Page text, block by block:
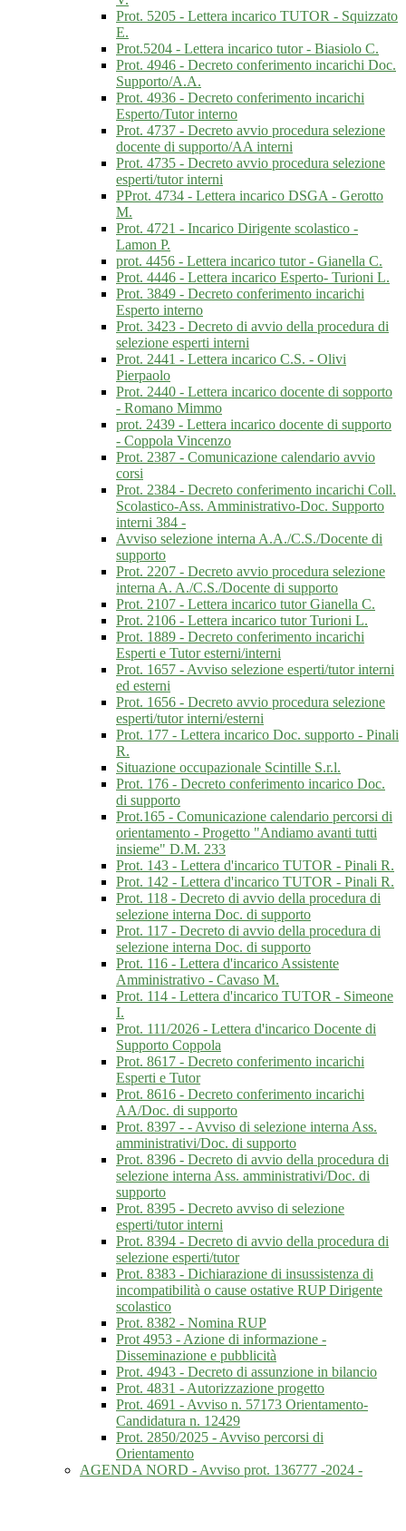
Prot. 5205 - Lettera incarico TUTOR - Squizzato
E.
Prot.5204 - Lettera incarico tutor - Biasiolo C.
Prot. 4946 - Decreto conferimento incarichi Doc.
Supporto/A.A.
Prot. 4936 - Decreto conferimento incarichi
Esperto/Tutor interno
Prot. 4737 - Decreto avvio procedura selezione
docente di supporto/AA interni
Prot. 4735 - Decreto avvio procedura selezione
esperti/tutor interni
PProt. 4734 - Lettera incarico DSGA - Gerotto
M.
Prot. 4721 - Incarico Dirigente scolastico -
Lamon P.
prot. 4456 - Lettera incarico tutor - Gianella C.
Prot. 4446 - Lettera incarico Esperto- Turioni L.
Prot. 3849 - Decreto conferimento incarichi
Esperto interno
Prot. 3423 - Decreto di avvio della procedura di
selezione esperti interni
Prot. 2441 - Lettera incarico C.S. - Olivi
Pierpaolo
Prot. 2440 - Lettera incarico docente di sopporto
- Romano Mimmo
prot. 2439 - Lettera incarico docente di supporto
- Coppola Vincenzo
Prot. 2387 - Comunicazione calendario avvio
corsi
Prot. 2384 - Decreto conferimento incarichi Coll.
Scolastico-Ass. Amministrativo-Doc. Supporto
interni 384 -
Avviso selezione interna A.A./C.S./Docente di
supporto
Prot. 2207 - Decreto avvio procedura selezione
interna A. A./C.S./Docente di supporto
Prot. 2107 - Lettera incarico tutor Gianella C.
Prot. 2106 - Lettera incarico tutor Turioni L.
Prot. 1889 - Decreto conferimento incarichi
Esperti e Tutor esterni/interni
Prot. 1657 - Avviso selezione esperti/tutor interni
ed esterni
Prot. 1656 - Decreto avvio procedura selezione
esperti/tutor interni/esterni
Prot. 177 - Lettera incarico Doc. supporto - Pinali
R.
Situazione occupazionale Scintille S.r.l.
Prot. 176 - Decreto conferimento incarico Doc.
di supporto
Prot.165 - Comunicazione calendario percorsi di
orientamento - Progetto "Andiamo avanti tutti
insieme" D.M. 233
Prot. 143 - Lettera d'incarico TUTOR - Pinali R.
Prot. 142 - Lettera d'incarico TUTOR - Pinali R.
Prot. 118 - Decreto di avvio della procedura di
selezione interna Doc. di supporto
Prot. 117 - Decreto di avvio della procedura di
selezione interna Doc. di supporto
Prot. 116 - Lettera d'incarico Assistente
Amministrativo - Cavaso M.
Prot. 114 - Lettera d'incarico TUTOR - Simeone
I.
Prot. 111/2026 - Lettera d'incarico Docente di
Supporto Coppola
Prot. 8617 - Decreto conferimento incarichi
Esperti e Tutor
Prot. 8616 - Decreto conferimento incarichi
AA/Doc. di supporto
Prot. 8397 - - Avviso di selezione interna Ass.
amministrativi/Doc. di supporto
Prot. 8396 - Decreto di avvio della procedura di
selezione interna Ass. amministrativi/Doc. di
supporto
Prot. 8395 - Decreto avviso di selezione
esperti/tutor interni
Prot. 8394 - Decreto di avvio della procedura di
selezione esperti/tutor
Prot. 8383 - Dichiarazione di insussistenza di
incompatibilità o cause ostative RUP Dirigente
scolastico
Prot. 8382 - Nomina RUP
Prot 4953 - Azione di informazione -
Disseminazione e pubblicità
Prot. 4943 - Decreto di assunzione in bilancio
Prot. 4831 - Autorizzazione progetto
Prot. 4691 - Avviso n. 57173 Orientamento-
Candidatura n. 12429
Prot. 2850/2025 - Avviso percorsi di
Orientamento
AGENDA NORD - Avviso prot. 136777 -2024 -